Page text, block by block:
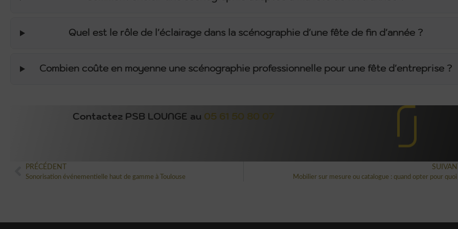
Quel est le rôle de l'éclairage dans la scénographie d'une fête de fin d'année ?
Combien coûte en moyenne une scénographie professionnelle pour une fête d'entreprise ?
Contactez PSB LOUNGE au 05 61 50 80 07
PRÉCÉDENT
Sonorisation événementielle haut de gamme à Toulouse
SUIVANT
Mobilier sur mesure ou catalogue : quand opter pour quoi